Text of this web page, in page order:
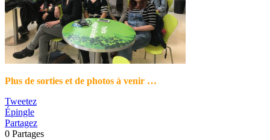
Plus de sorties et de photos à venir …
Tweetez
Épingle
Partagez
0 Partages